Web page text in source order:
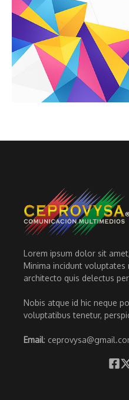
Lorem ipsum dolor sit
Minima incidunt
architecto quis delectus
Nobis atque id hic neque
voluptatibus tenetur,
Email: